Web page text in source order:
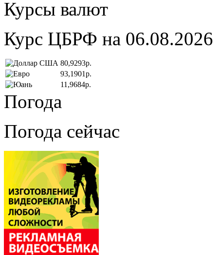
Курсы валют
Курс ЦБРФ на 06.08.2026
80,9293р.
93,1901р.
11,9684р.
Погода
Погода сейчас